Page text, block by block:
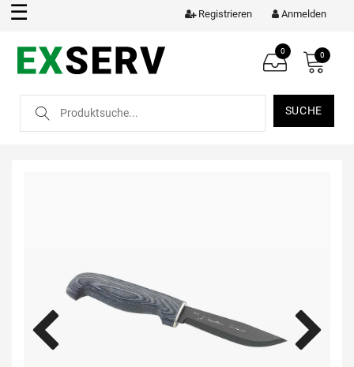
☰ Anmelden
Registrieren
SUCHE
0 0